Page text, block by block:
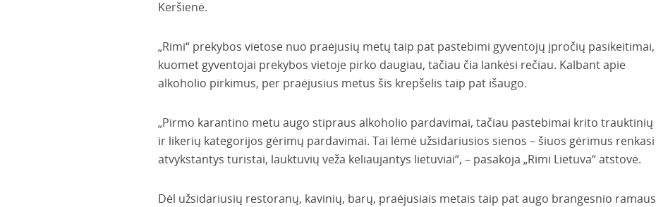
Keršienė.
„Rimi“ prekybos vietose nuo praėjusių metų taip pat pastebimi gyventojų įpročių pasikeitimai,
kuomet gyventojai prekybos vietoje pirko daugiau, tačiau čia lankėsi rečiau. Kalbant apie
alkoholio pirkimus, per praėjusius metus šis krepšelis taip pat išaugo.
„Pirmo karantino metu augo stipraus alkoholio pardavimai, tačiau pastebimai krito trauktinių
ir likerių kategorijos gėrimų pardavimai. Tai lėmė užsidariusios sienos – šiuos gėrimus renkasi
atvykstantys turistai, lauktuvių veža keliaujantys lietuviai“, – pasakoja „Rimi Lietuva“ atstovė.
Dėl užsidariusių restoranų, kavinių, barų, praėjusiais metais taip pat augo brangesnio ramaus